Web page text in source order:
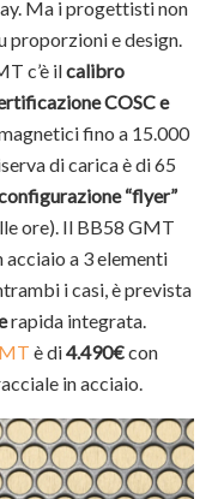
Ma i progettisti non
proporzioni e design.
c’è ilcalibro
COSC e
fino a 15.000
di carica è di 65
“flyer”
ore). Il BB58 GMT
a 3 elementi
i casi, è prevista
rapida integrata.
è di4.490€con
in acciaio.